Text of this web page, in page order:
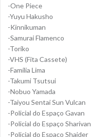
-One Piece
-Yuyu Hakusho
-Kinnikuman
-Samurai Flamenco
-Toriko
-VHS (Fita Cassete)
-Família Lima
-Takumi Tsutsui
-Nobuo Yamada
-Taiyou Sentai Sun Vulcan
-Policial do Espaço Gavan
-Policial do Espaço Sharivan
-Policial do Espaço Shaider